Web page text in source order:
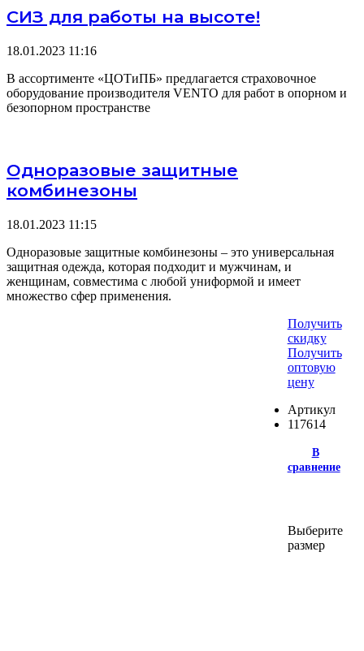
СИЗ для работы на высоте!
18.01.2023 11:16
В ассортименте «ЦОТиПБ» предлагается страховочное
оборудование производителя VENTO для работ в опорном и
безопорном пространстве
Одноразовые защитные
комбинезоны
18.01.2023 11:15
Одноразовые защитные комбинезоны – это универсальная
защитная одежда, которая подходит и мужчинам, и
женщинам, совместима с любой униформой и имеет
множество сфер применения.
Получить
скидку
Получить
оптовую
цену
Артикул
117614
В
сравнение
Выберите
размер